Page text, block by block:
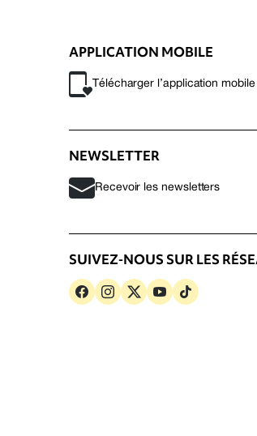
APPLICATION MOBILE
Télécharger l’application mobile
NEWSLETTER
Recevoir les newsletters
SUIVEZ-NOUS SUR LES